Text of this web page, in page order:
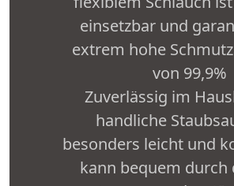
einsetzbar und
extrem hohe
von 99,9%
Zuverlässig im
handliche
besonders leicht und
kann bequem durch